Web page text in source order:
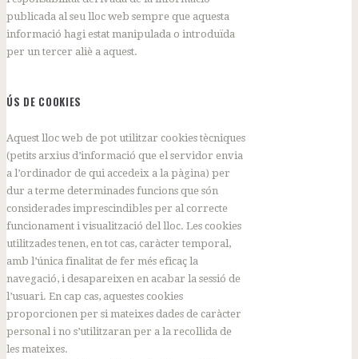
publicada al seu lloc web sempre que aquesta
informació hagi estat manipulada o introduïda
per un tercer aliè a aquest.
ÚS DE COOKIES
Aquest lloc web de pot utilitzar cookies tècniques
(petits arxius d’informació que el servidor envia
a l’ordinador de qui accedeix a la pàgina) per
dur a terme determinades funcions que són
considerades imprescindibles per al correcte
funcionament i visualització del lloc. Les cookies
utilitzades tenen, en tot cas, caràcter temporal,
amb l’única finalitat de fer més eficaç la
navegació, i desapareixen en acabar la sessió de
l’usuari. En cap cas, aquestes cookies
proporcionen per si mateixes dades de caràcter
personal i no s’utilitzaran per a la recollida de
les mateixes.